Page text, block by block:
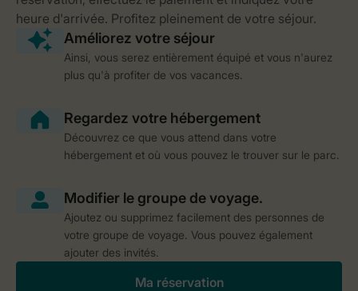
Ainsi, vous serez entièrement équipé et vous n'aurez
plus qu'à profiter de vos vacances.
Découvrez ce que vous attend dans votre
hébergement et où vous pouvez le trouver sur le parc.
Ajoutez ou supprimez facilement des personnes de
votre groupe de voyage. Vous pouvez également
ajouter des invités.
Ma réservation